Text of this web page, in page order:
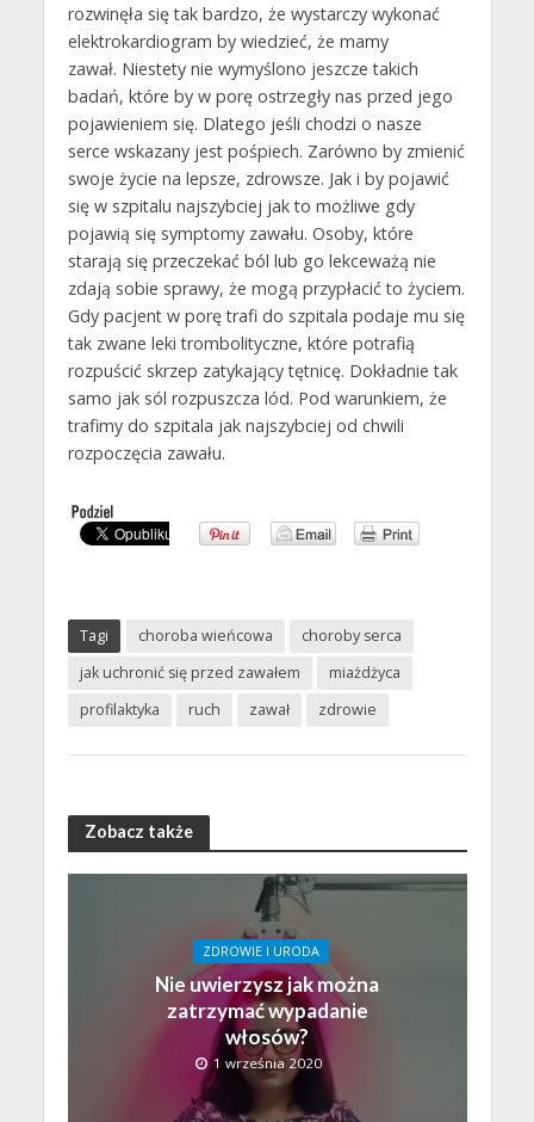
rozwinęła się tak bardzo, że wystarczy wykonać
elektrokardiogram by wiedzieć, że mamy
zawał. Niestety nie wymyślono jeszcze takich
badań, które by w porę ostrzegły nas przed jego
pojawieniem się. Dlatego jeśli chodzi o nasze
serce wskazany jest pośpiech. Zarówno by zmienić
swoje życie na lepsze, zdrowsze. Jak i by pojawić
się w szpitalu najszybciej jak to możliwe gdy
pojawią się symptomy zawału. Osoby, które
starają się przeczekać ból lub go lekceważą nie
zdają sobie sprawy, że mogą przypłacić to życiem.
Gdy pacjent w porę trafi do szpitala podaje mu się
tak zwane leki trombolityczne, które potrafią
rozpuścić skrzep zatykający tętnicę. Dokładnie tak
samo jak sól rozpuszcza lód. Pod warunkiem, że
trafimy do szpitala jak najszybciej od chwili
rozpoczęcia zawału.
Tagi choroba wieńcowa
choroby serca
jak uchronić się przed zawałem
miażdżyca
profilaktyka
ruch zawał zdrowie
Zobacz także
ZDROWIE I URODA
Nie uwierzysz jak można
zatrzymać wypadanie
włosów?
1 września 2020